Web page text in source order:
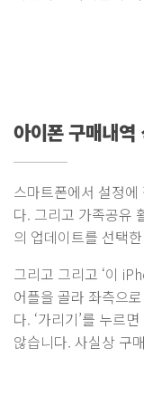
아이폰 구매내역
스마트폰에서 설정
다. 그리고 가족공유
의 업데이트를 선택
그리고 그리고 ‘이
어플을 골라 좌측으
다. ‘가리기’를 누르
않습니다. 사실상 구